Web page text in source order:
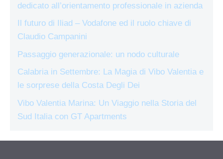
dedicato all’orientamento professionale in azienda
Il futuro di Iliad – Vodafone ed il ruolo chiave di
Claudio Campanini
Passaggio generazionale: un nodo culturale
Calabria in Settembre: La Magia di Vibo Valentia e
le sorprese della Costa Degli Dei
Vibo Valentia Marina: Un Viaggio nella Storia del
Sud Italia con GT Apartments